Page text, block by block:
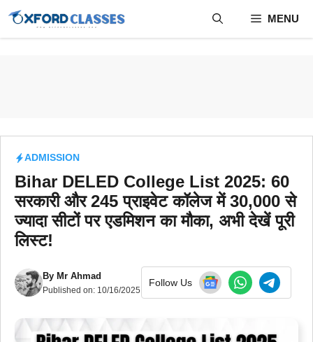
content
MENU
ADMISSION
Bihar DELED College List 2025: 60
सरकारी और 245 प्राइवेट कॉलेज में 30,000 से
ज्यादा सीटों पर एडमिशन का मौका, अभी देखें पूरी
लिस्ट!
By Mr Ahmad
Published on: 10/16/2025
Follow Us